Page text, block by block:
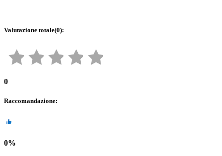
Valutazione totale(0):
0
Raccomandazione:
0%